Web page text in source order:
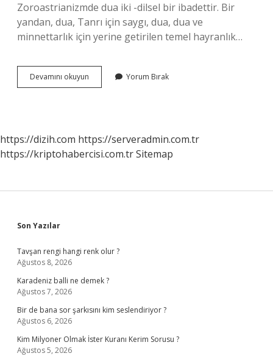
Zoroastrianizmde dua iki -dilsel bir ibadettir. Bir
yandan, dua, Tanrı için saygı, dua, dua ve
minnettarlık için yerine getirilen temel hayranlık…
Devamını okuyun Zerdüşt
Dini
Yorum Bırak
https://dizih.com https://serveradmin.com.tr
https://kriptohabercisi.com.trSitemap
Sidebar
Son Yazılar
Tavşan rengi hangi renk olur ?
Ağustos 8, 2026
Karadeniz balli ne demek ?
Ağustos 7, 2026
Bir de bana sor şarkısını kim seslendiriyor ?
Ağustos 6, 2026
Kim Milyoner Olmak İster Kuranı Kerim Sorusu ?
Ağustos 5, 2026